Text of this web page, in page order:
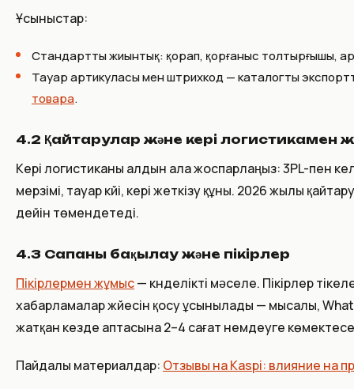
Ұсыныстар:
Стандартты жиынтық: қорап, қорғаныс толтырғышы,
Тауар артикуласы мен штрихкод — каталогты
товара.
4.2 Қайтарулар және кері логистикамен
Кері логистиканы алдын ала жоспарлаңыз: 3PL-пен
мерзімі, тауар күйі, кері жеткізу құны. 2026 жылы
дейін төмендетеді.
4.3 Сапаны бақылау және пікірлер
Пікірлермен жұмыс— күнделікті мәселе. Пікірлер
хабарламалар жүйесін қосу ұсынылады — мысалы,
жатқан кезде аптасына 2–4 сағат үнемдеуге
Пайдалы материалдар: Отзывы на Kaspi: влияние на